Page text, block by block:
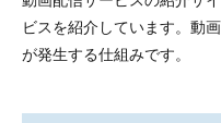
ビスを紹介しています。動
が発生する仕組みです。